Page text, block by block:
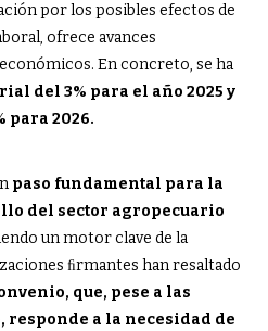
por los posibles efectos de
ofrece avances
En concreto, se ha
del 3% para el año 2025 y
para 2026.
paso fundamental para la
del sector agropecuario
un motor clave de la
ﬁrmantes han resaltado
que, pese a las
responde a la necesidad de